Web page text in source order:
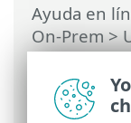
Ayuda en
On-Prem>
>ESET
Informes
informe